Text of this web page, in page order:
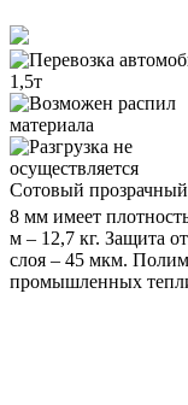
Сотовый
8 мм имеет
м – 12,7 кг. Защита
слоя – 45 мкм.
промышленных